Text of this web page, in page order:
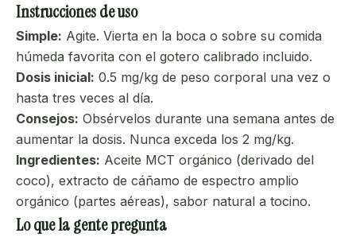
Instrucciones de uso
Simple: Agite. Vierta en la boca o sobre su comida
húmeda favorita con el gotero calibrado incluido.
Dosis inicial: 0.5 mg/kg de peso corporal una vez o
hasta tres veces al día.
Consejos: Obsérvelos durante una semana antes de
aumentar la dosis. Nunca exceda los 2 mg/kg.
Ingredientes: Aceite MCT orgánico (derivado del
coco), extracto de cáñamo de espectro amplio
orgánico (partes aéreas), sabor natural a tocino.
Lo que la gente pregunta